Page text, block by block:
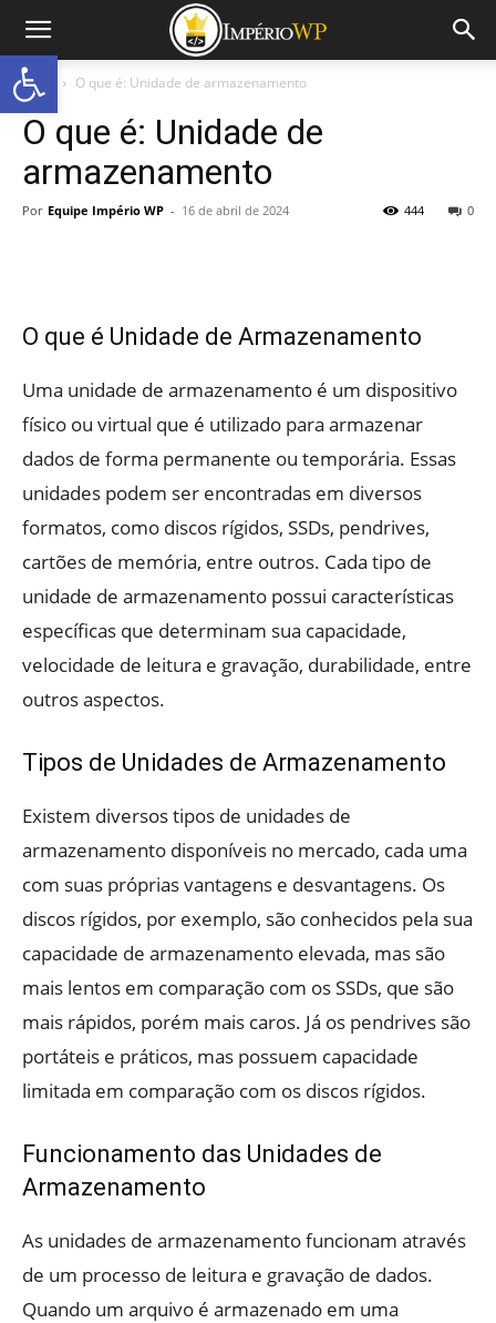
Início O que é: Unidade de armazenamento
O que é: Unidade de
armazenamento
Por Equipe Império WP - 16 de abril de 2024 0
444
O que é Unidade de Armazenamento
Uma unidade de armazenamento é um dispositivo
físico ou virtual que é utilizado para armazenar
dados de forma permanente ou temporária. Essas
unidades podem ser encontradas em diversos
formatos, como discos rígidos, SSDs, pendrives,
cartões de memória, entre outros. Cada tipo de
unidade de armazenamento possui características
específicas que determinam sua capacidade,
velocidade de leitura e gravação, durabilidade, entre
outros aspectos.
Tipos de Unidades de Armazenamento
Existem diversos tipos de unidades de
armazenamento disponíveis no mercado, cada uma
com suas próprias vantagens e desvantagens. Os
discos rígidos, por exemplo, são conhecidos pela sua
capacidade de armazenamento elevada, mas são
mais lentos em comparação com os SSDs, que são
mais rápidos, porém mais caros. Já os pendrives são
portáteis e práticos, mas possuem capacidade
limitada em comparação com os discos rígidos.
Funcionamento das Unidades de
Armazenamento
As unidades de armazenamento funcionam através
de um processo de leitura e gravação de dados.
Quando um arquivo é armazenado em uma
Abrir a barra de ferramentas